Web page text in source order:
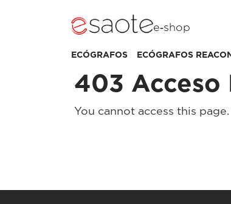
e‑shop
ECÓGRAFOS ECÓGRAFOS
403 Acceso
You cannot access this